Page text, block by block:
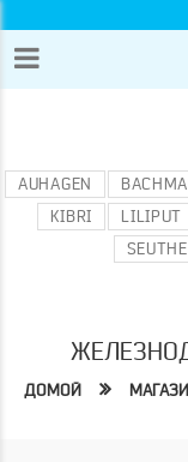
AUHAGEN
KIBRI
LILIPUT
SEUTHE
ДОМОЙ